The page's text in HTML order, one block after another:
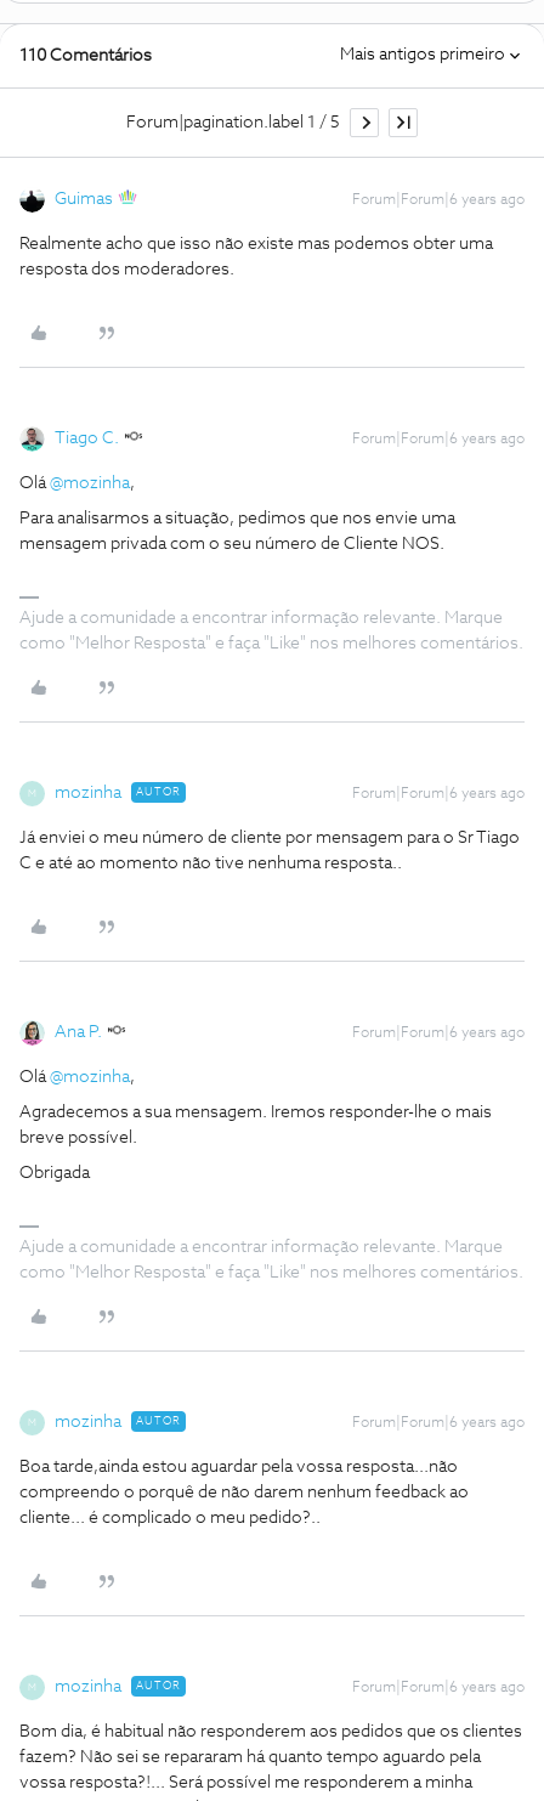
110 Comentários Mais antigos primeiro
Forum|pagination.label 1 / 5
Guimas Forum|Forum|6 years ago
Realmente acho que isso não existe mas podemos obter uma
resposta dos moderadores.
Tiago C. Forum|Forum|6 years ago
Olá@mozinha,
Para analisarmos a situação, pedimos que nos envie uma
mensagem privada com o seu número de Cliente NOS.
Ajude a comunidade a encontrar informação relevante. Marque
como "Melhor Resposta" e faça "Like" nos melhores comentários.
M mozinha AUTOR Forum|Forum|6 years ago
Já enviei o meu número de cliente por mensagem para o Sr Tiago
C e até ao momento não tive nenhuma resposta..
Ana P. Forum|Forum|6 years ago
Olá@mozinha,
Agradecemos a sua mensagem. Iremos responder-lhe o mais
breve possível.
Obrigada
Ajude a comunidade a encontrar informação relevante. Marque
como "Melhor Resposta" e faça "Like" nos melhores comentários.
M mozinha AUTOR Forum|Forum|6 years ago
Boa tarde,ainda estou aguardar pela vossa resposta...não
compreendo o porquê de não darem nenhum feedback ao
cliente... é complicado o meu pedido?..
M mozinha AUTOR Forum|Forum|6 years ago
Bom dia, é habitual não responderem aos pedidos que os clientes
fazem? Não sei se repararam há quanto tempo aguardo pela
vossa resposta?!... Será possível me responderem a minha